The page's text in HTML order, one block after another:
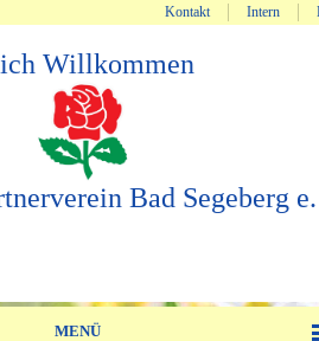
Kontakt Intern
Willkommen
Bad Segeberg
MENÜ